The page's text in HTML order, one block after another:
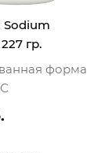
гр.
форма